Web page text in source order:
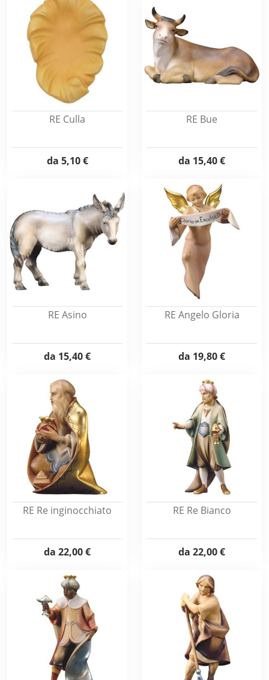
RE Culla
da 5,10 €
RE Bue
da 15,40 €
RE Asino
da 15,40 €
RE Angelo Gloria
da 19,80 €
RE Re inginocchiato
da 22,00 €
RE Re Bianco
da 22,00 €